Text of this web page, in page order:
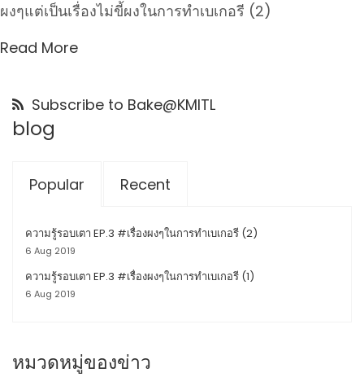
ผงๆแต่เป็นเรื่องไม่ขี้ผงในการทำเบเกอรี (2)
Read More
Subscribe to Bake@KMITL
blog
Popular Recent
ความรู้รอบเตา EP.3 #เรื่องผงๆในการทำเบเกอรี (2)
6 Aug 2019
ความรู้รอบเตา EP.3 #เรื่องผงๆในการทำเบเกอรี (1)
6 Aug 2019
หมวดหมู่ของข่าว